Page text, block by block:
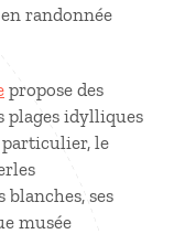
randonnée
propose des
plages idylliques
le
blanches, ses
musée